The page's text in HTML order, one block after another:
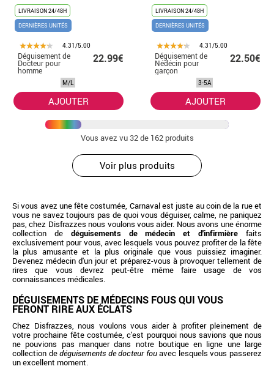
LIVRAISON 24/48H
DERNIÈRES UNITÉS
4.31/5.00
Déguisement de
Docteur pour
homme
22.99€
M/L
AJOUTER
LIVRAISON 24/48H
DERNIÈRES UNITÉS
4.31/5.00
Déguisement de
Nédécin pour
garçon
22.50€
3-5A
AJOUTER
Vous avez vu32de 162 produits
Voir plus produits
Si vous avez une fête costumée, Carnaval est juste au coin de la rue et
vous ne savez toujours pas de quoi vous déguiser, calme, ne paniquez
pas, chez Disfrazzes nous voulons vous aider. Nous avons une énorme
collection de déguisements de médecin et d'infirmière faits
exclusivement pour vous, avec lesquels vous pouvez profiter de la fête
la plus amusante et la plus originale que vous puissiez imaginer.
Devenez médecin d'un jour et préparez-vous à provoquer tellement de
rires que vous devrez peut-être même faire usage de vos
connaissances médicales.
DÉGUISEMENTS DE MÉDECINS FOUS QUI VOUS
FERONT RIRE AUX ÉCLATS
Chez Disfrazzes, nous voulons vous aider à profiter pleinement de
votre prochaine fête costumée, c'est pourquoi nous savions que nous
ne pouvions pas manquer dans notre boutique en ligne une large
collection dedéguisements de docteur fouavec lesquels vous passerez
un excellent moment.